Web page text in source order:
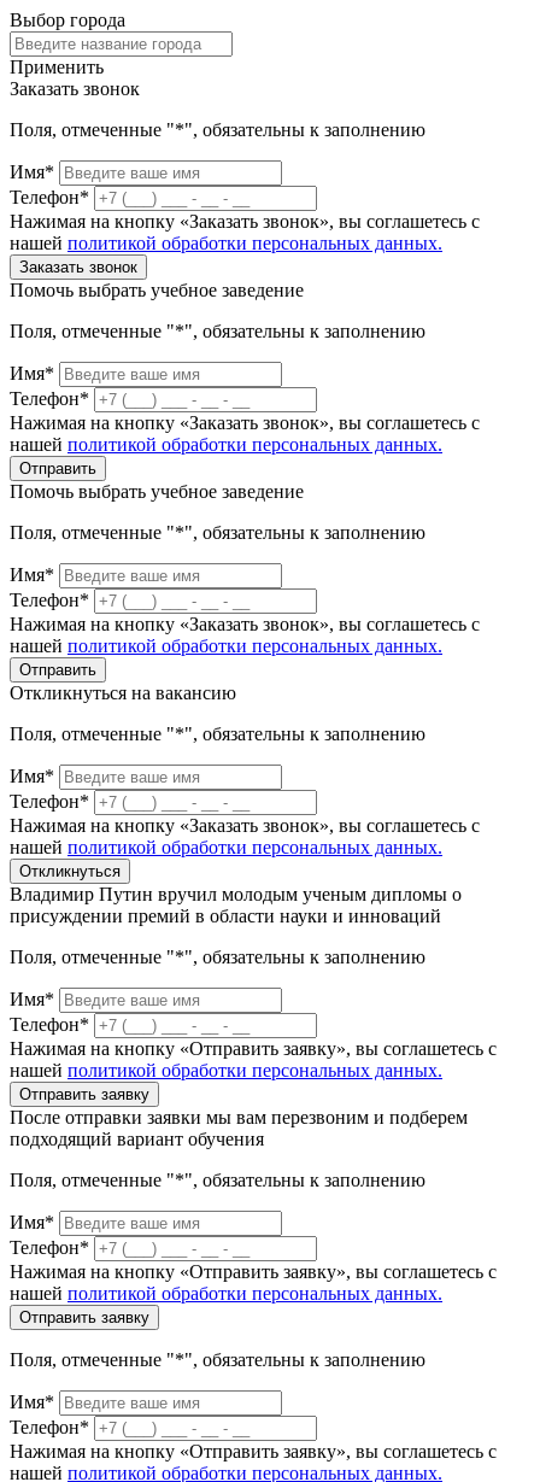
Выбор города
Применить
Заказать звонок
Поля, отмеченные "*", обязательны к заполнению
Имя*
Телефон*
Нажимая на кнопку «Заказать звонок», вы соглашетесь с
нашей политикой обработки персональных данных.
Заказать звонок
Помочь выбрать учебное заведение
Поля, отмеченные "*", обязательны к заполнению
Имя*
Телефон*
Нажимая на кнопку «Заказать звонок», вы соглашетесь с
нашей политикой обработки персональных данных.
Отправить
Помочь выбрать учебное заведение
Поля, отмеченные "*", обязательны к заполнению
Имя*
Телефон*
Нажимая на кнопку «Заказать звонок», вы соглашетесь с
нашей политикой обработки персональных данных.
Отправить
Откликнуться на вакансию
Поля, отмеченные "*", обязательны к заполнению
Имя*
Телефон*
Нажимая на кнопку «Заказать звонок», вы соглашетесь с
нашей политикой обработки персональных данных.
Откликнуться
Владимир Путин вручил молодым ученым дипломы о
присуждении премий в области науки и инноваций
Поля, отмеченные "*", обязательны к заполнению
Имя*
Телефон*
Нажимая на кнопку «Отправить заявку», вы соглашетесь с
нашей политикой обработки персональных данных.
Отправить заявку
После отправки заявки мы вам перезвоним и подберем
подходящий вариант обучения
Поля, отмеченные "*", обязательны к заполнению
Имя*
Телефон*
Нажимая на кнопку «Отправить заявку», вы соглашетесь с
нашей политикой обработки персональных данных.
Отправить заявку
Поля, отмеченные "*", обязательны к заполнению
Имя*
Телефон*
Нажимая на кнопку «Отправить заявку», вы соглашетесь с
нашей политикой обработки персональных данных.